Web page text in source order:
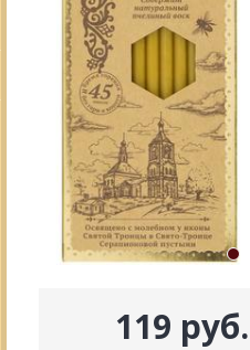
119 руб.